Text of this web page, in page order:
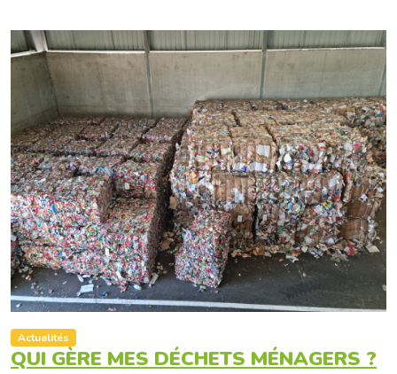
Actualités
QUI GÈRE MES DÉCHETS MÉNAGERS ?